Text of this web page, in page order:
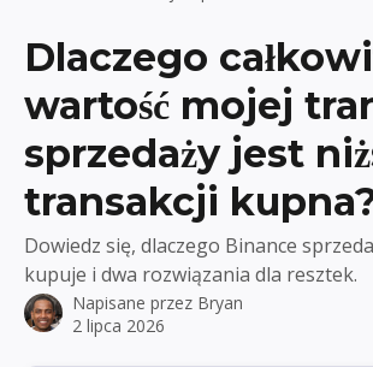
Dlaczego
wartość mojej
sprzedaży jest
transakcji
Dowiedz się, dlaczego Binance
kupuje i dwa rozwiązania dla resztek.
Napisane przez Bryan
2 lipca 2026